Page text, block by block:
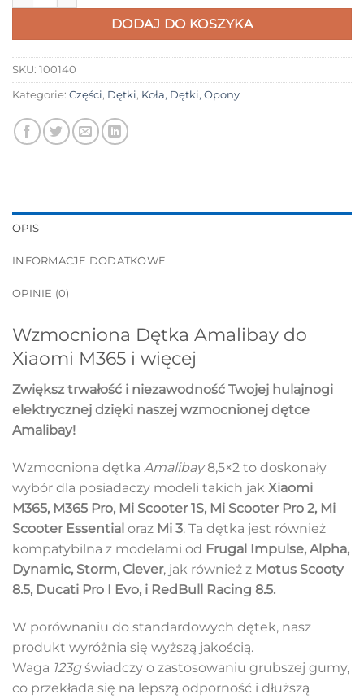
DODAJ DO KOSZYKA
SKU: 100140
Kategorie: Części, Dętki, Koła, Dętki, Opony
OPIS
INFORMACJE DODATKOWE
OPINIE (0)
Wzmocniona Dętka Amalibay do
Xiaomi M365 i więcej
Zwiększ trwałość i niezawodność Twojej hulajnogi
elektrycznej dzięki naszej wzmocnionej dętce
Amalibay!
Wzmocniona dętka Amalibay8,5×2 to doskonały
wybór dla posiadaczy modeli takich jak Xiaomi
M365, M365 Pro, Mi Scooter 1S, Mi Scooter Pro 2, Mi
Scooter Essential oraz Mi 3. Ta dętka jest również
kompatybilna z modelami od Frugal Impulse, Alpha,
Dynamic, Storm, Clever, jak również z Motus Scooty
8.5, Ducati Pro I Evo, i RedBull Racing 8.5.
W porównaniu do standardowych dętek, nasz
produkt wyróżnia się wyższą jakością.
Waga 123gświadczy o zastosowaniu grubszej gumy,
co przekłada się na lepszą odporność i dłuższą